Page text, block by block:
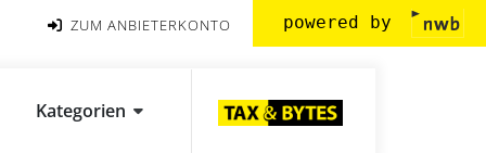
ZUM ANBIETERKONTO powered by
Kategorien